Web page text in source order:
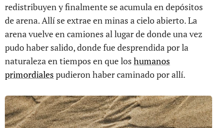
redistribuyen y finalmente se acumula en depósitos
de arena. Allí se extrae en minas a cielo abierto. La
arena vuelve en camiones al lugar de donde una vez
pudo haber salido, donde fue desprendida por la
naturaleza en tiempos en que los humanos
primordiales pudieron haber caminado por allí.